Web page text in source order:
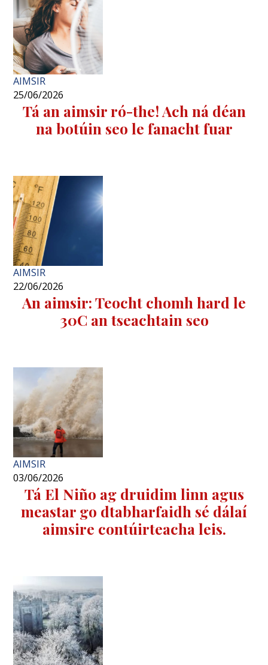
AIMSIR
25/06/2026
Tá an aimsir ró-the! Ach ná déan
na botúin seo le fanacht fuar
AIMSIR
22/06/2026
An aimsir: Teocht chomh hard le
30C an tseachtain seo
AIMSIR
03/06/2026
Tá El Niño ag druidim linn agus
meastar go dtabharfaidh sé dálaí
aimsire contúirteacha leis.